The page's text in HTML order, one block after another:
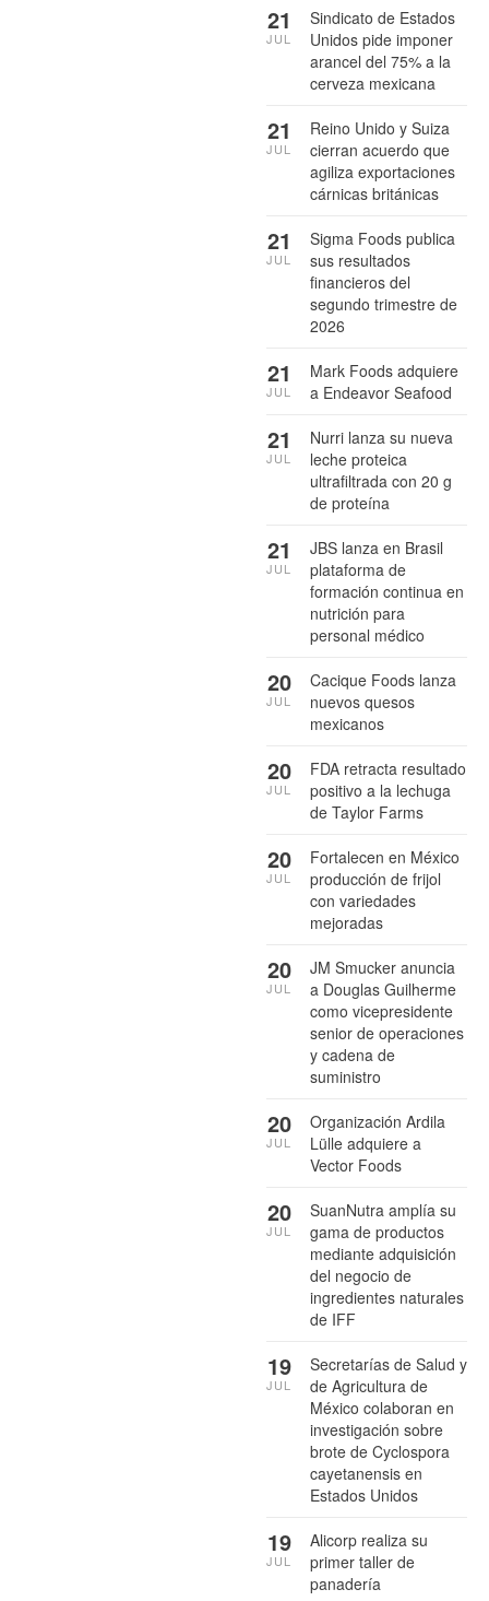
Sindicato de Estados
Unidos pide imponer
arancel del 75% a la
cerveza mexicana
21
JUL
Reino Unido y Suiza
cierran acuerdo que
agiliza exportaciones
cárnicas británicas
21
JUL
Sigma Foods publica
sus resultados
financieros del
segundo trimestre de
2026
21
JUL
Mark Foods adquiere
a Endeavor Seafood
21
JUL
Nurri lanza su nueva
leche proteica
ultrafiltrada con 20 g
de proteína
21
JUL
JBS lanza en Brasil
plataforma de
formación continua en
nutrición para
personal médico
21
JUL
Cacique Foods lanza
nuevos quesos
mexicanos
20
JUL
FDA retracta resultado
positivo a la lechuga
de Taylor Farms
20
JUL
Fortalecen en México
producción de frijol
con variedades
mejoradas
20
JUL
JM Smucker anuncia
a Douglas Guilherme
como vicepresidente
senior de operaciones
y cadena de
suministro
20
JUL
Organización Ardila
Lülle adquiere a
Vector Foods
20
JUL
SuanNutra amplía su
gama de productos
mediante adquisición
del negocio de
ingredientes naturales
de IFF
20
JUL
Secretarías de Salud y
de Agricultura de
México colaboran en
investigación sobre
brote de Cyclospora
cayetanensis en
Estados Unidos
19
JUL
Alicorp realiza su
primer taller de
panadería
19
JUL